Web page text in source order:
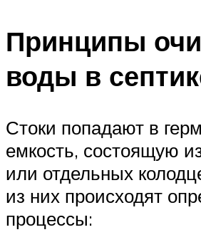
Принципы
воды в
Стоки попадают в
емкость, состоящую
или отдельных
из них происходят
процессы: